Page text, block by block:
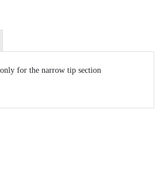
for the narrow tip section